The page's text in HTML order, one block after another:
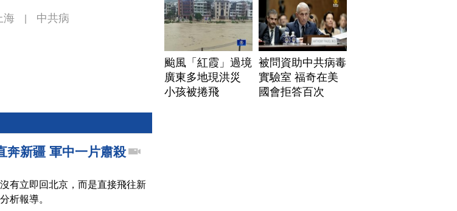
海
中共病
奔新疆 軍中一片肅殺
有立即回北京，而是直接飛往新
析報導。
颱風「紅霞」過境
廣東多地現洪災
小孩被捲飛
被問資助中共病毒
實驗室 福奇在美
國會拒答百次